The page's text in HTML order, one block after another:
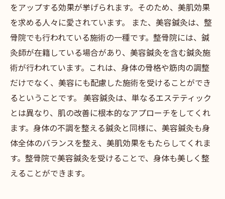
をアップする効果が挙げられます。そのため、美肌効果
を求める人々に愛されています。 また、美容鍼灸は、整
骨院でも行われている施術の一種です。整骨院には、鍼
灸師が在籍している場合があり、美容鍼灸を含む鍼灸施
術が行われています。これは、身体の骨格や筋肉の調整
だけでなく、美容にも配慮した施術を受けることができ
るということです。 美容鍼灸は、単なるエステティック
とは異なり、肌の改善に根本的なアプローチをしてくれ
ます。身体の不調を整える鍼灸と同様に、美容鍼灸も身
体全体のバランスを整え、美肌効果をもたらしてくれま
す。整骨院で美容鍼灸を受けることで、身体も美しく整
えることができます。